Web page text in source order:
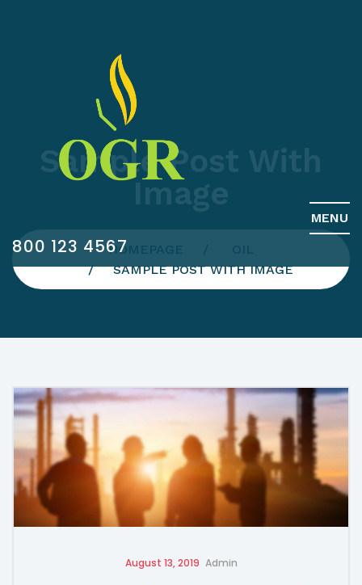
800 123 4567
MENU
Sample Post With
Image
HOMEPAGE
OIL
SAMPLE POST WITH IMAGE
August 13, 2019 Admin